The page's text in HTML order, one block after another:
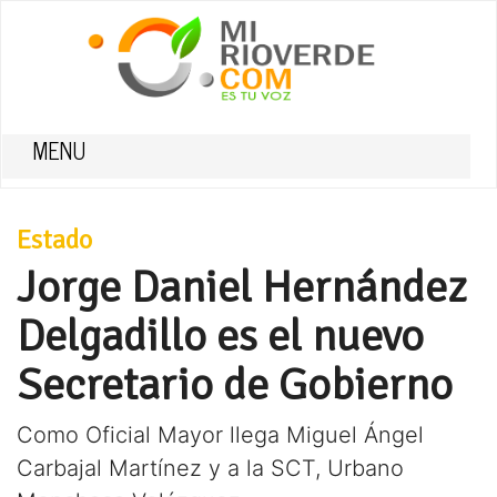
MENU
Estado
Jorge Daniel Hernández
Delgadillo es el nuevo
Secretario de Gobierno
Como Oficial Mayor llega Miguel Ángel
Carbajal Martínez y a la SCT, Urbano